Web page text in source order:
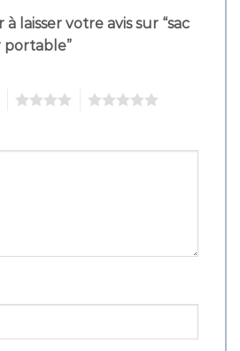
laisser votre avis sur “sac